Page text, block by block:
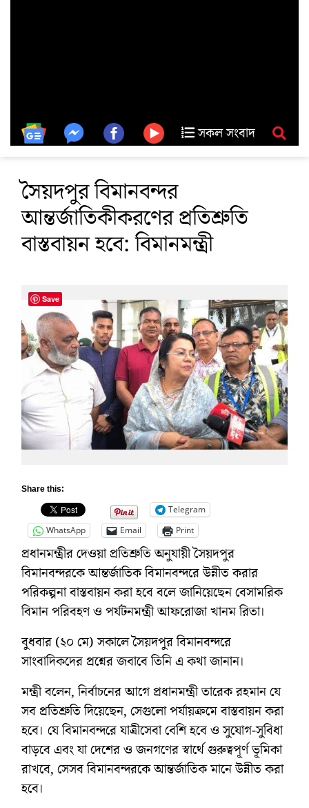
সকল সংবাদ
সৈয়দপুর বিমানবন্দর
আন্তর্জাতিকীকরণের প্রতিশ্রুতি
বাস্তবায়ন হবে: বিমানমন্ত্রী
Share this:
Telegram
WhatsApp
Email Print
প্রধানমন্ত্রীর দেওয়া প্রতিশ্রুতি অনুযায়ী সৈয়দপুর
বিমানবন্দরকে আন্তর্জাতিক বিমানবন্দরে উন্নীত করার
পরিকল্পনা বাস্তবায়ন করা হবে বলে জানিয়েছেন বেসামরিক
বিমান পরিবহণ ও পর্যটনমন্ত্রী আফরোজা খানম রিতা।
বুধবার (২০ মে) সকালে সৈয়দপুর বিমানবন্দরে
সাংবাদিকদের প্রশ্নের জবাবে তিনি এ কথা জানান।
মন্ত্রী বলেন, নির্বাচনের আগে প্রধানমন্ত্রী তারেক রহমান যে
সব প্রতিশ্রুতি দিয়েছেন, সেগুলো পর্যায়ক্রমে বাস্তবায়ন করা
হবে। যে বিমানবন্দরে যাত্রীসেবা বেশি হবে ও সুযোগ-সুবিধা
বাড়বে এবং যা দেশের ও জনগণের স্বার্থে গুরুত্বপূর্ণ ভূমিকা
রাখবে, সেসব বিমানবন্দরকে আন্তর্জাতিক মানে উন্নীত করা
হবে।
Save